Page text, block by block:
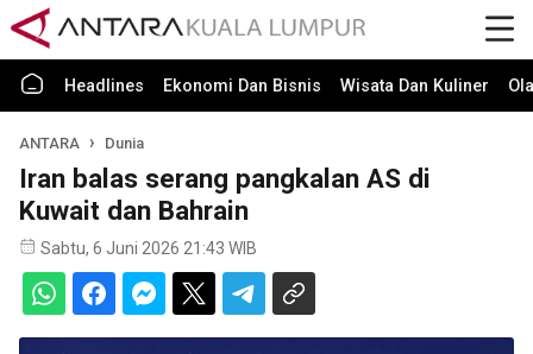
Headlines Ekonomi Dan Bisnis Wisata Dan Kuliner
ANTARA Dunia
Iran balas serang pangkalan AS di
Kuwait dan Bahrain
Sabtu, 6 Juni 2026 21:43 WIB